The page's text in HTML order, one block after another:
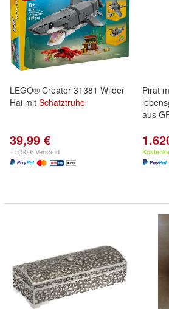
LEGO® Creator 31381 Wilder
Hai mit Schatztruhe
39,99 €
+ 5,50 € Versand
Pirat
aus